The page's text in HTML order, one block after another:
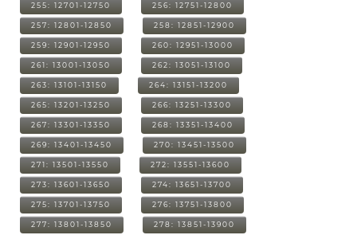
255: 12701-12750 256: 12751-12800
257: 12801-12850 258: 12851-12900
259: 12901-12950 260: 12951-13000
261: 13001-13050 262: 13051-13100
263: 13101-13150 264: 13151-13200
265: 13201-13250 266: 13251-13300
267: 13301-13350 268: 13351-13400
269: 13401-13450 270: 13451-13500
271: 13501-13550 272: 13551-13600
273: 13601-13650 274: 13651-13700
275: 13701-13750 276: 13751-13800
277: 13801-13850 278: 13851-13900